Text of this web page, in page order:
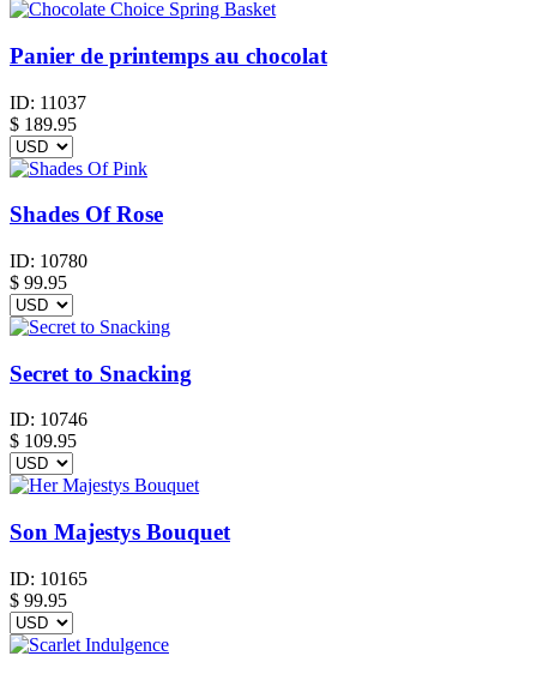
Panier de printemps au chocolat
ID: 11037
$ 189.95
Shades Of Rose
ID: 10780
$ 99.95
Secret to Snacking
ID: 10746
$ 109.95
Son Majestys Bouquet
ID: 10165
$ 99.95